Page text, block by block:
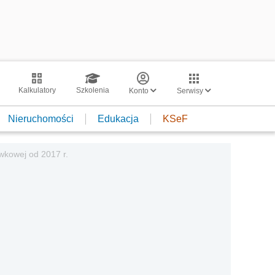
Kalkulatory Szkolenia Konto Serwisy
Nieruchomości Edukacja KSeF
od 2017 r.